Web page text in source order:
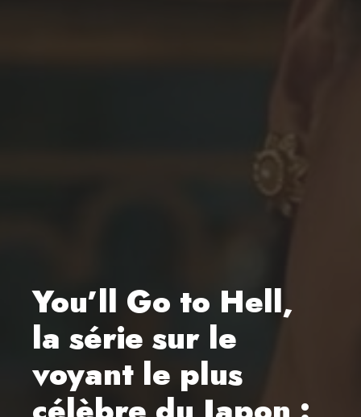
You’ll Go to Hell,
la série sur le
voyant le plus